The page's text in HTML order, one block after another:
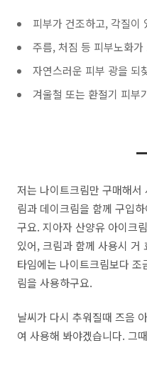
피부가 건조하고, 각질이
주름, 처짐 등 피부노화가
자연스러운 피부 광을 되
겨울철 또는 환절기 피부
저는 나이트크림만 구매해
림과 데이크림을 함께 구입
구요. 지아자 산양유 아이크
있어, 크림과 함께 사용시 거
타임에는 나이트크림보다
림을 사용하구요.
날씨가 다시 추워질때 즈음
여 사용해 봐야겠습니다. 그